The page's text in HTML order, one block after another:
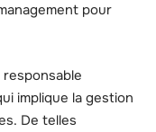
pour
implique la gestion
De telles